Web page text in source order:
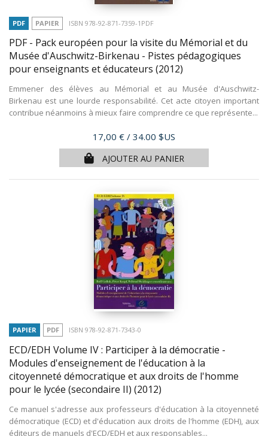
PDF PAPIER ISBN 978-92-871-7359-1PDF
PDF - Pack européen pour la visite du Mémorial et du
Musée d'Auschwitz-Birkenau - Pistes pédagogiques
pour enseignants et éducateurs (2012)
Emmener des élèves au Mémorial et au Musée d'Auschwitz-
Birkenau est une lourde responsabilité. Cet acte citoyen important
contribue néanmoins à mieux faire comprendre ce que représente...
Prix
17,00 € / 34.00 $US
AJOUTER AU PANIER
PAPIER PDF ISBN 978-92-871-7343-0
ECD/EDH Volume IV : Participer à la démocratie -
Modules d'enseignement de l'éducation à la
citoyenneté démocratique et aux droits de l'homme
pour le lycée (secondaire II) (2012)
Ce manuel s'adresse aux professeurs d'éducation à la citoyenneté
démocratique (ECD) et d'éducation aux droits de l'homme (EDH), aux
éditeurs de manuels d'ECD/EDH et aux responsables...